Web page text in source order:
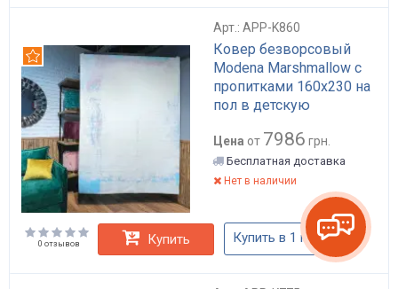
Арт.: APP-K860
Ковер безворсовый
Modena Marshmallow с
пропитками 160х230 на
пол в детскую
Рекомендуем
Цена от 7986 грн.
Бесплатная доставка
Нет в наличии
0 отзывов Купить Купить в 1 клик